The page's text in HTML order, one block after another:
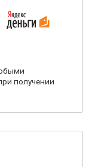
получении